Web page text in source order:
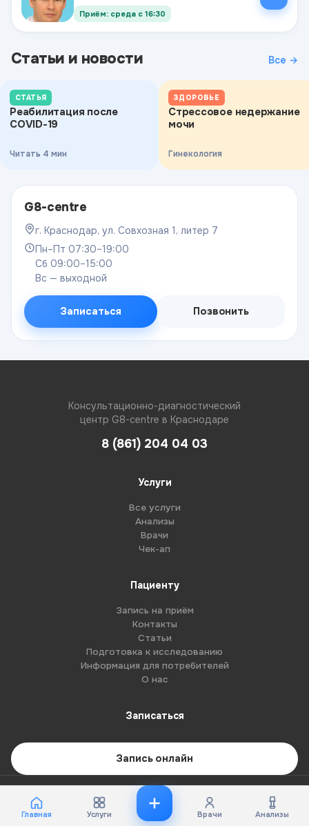
Приём: среда с 16:30
Статьи и новости Все →
СТАТЬЯ
Реабилитация после
COVID-19
Читать 4 мин
ЗДОРОВЬЕ
Стрессовое недержание
мочи
Гинекология
G8-centre
г. Краснодар, ул. Совхозная 1, литер 7
Пн–Пт 07:30–19:00
Сб 09:00–15:00
Вс — выходной
Записаться Позвонить
Консультационно-диагностический
центр G8-centre в Краснодаре
8 (861) 204 04 03
Услуги
Все услуги
Анализы
Врачи
Чек-ап
Пациенту
Запись на приём
Контакты
Статьи
Подготовка к исследованию
Информация для потребителей
О нас
Записаться
Запись онлайн
© 2026 G8-centre. Все права защищены.
Имеются противопоказания. Необходима консультация специалиста.
Главная Услуги Врачи Анализы